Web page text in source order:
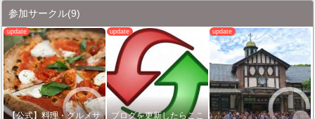
参加サークル(9)
【公式】料理・グルメサ
ブログを更新したらここ